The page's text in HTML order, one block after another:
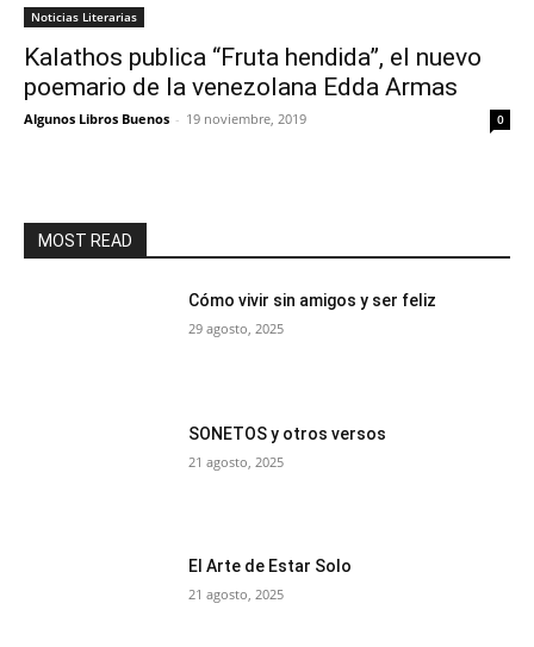
Noticias Literarias
Kalathos publica “Fruta hendida”, el nuevo
poemario de la venezolana Edda Armas
Algunos Libros Buenos - 19 noviembre, 2019 0
MOST READ
Cómo vivir sin amigos y ser feliz
29 agosto, 2025
SONETOS y otros versos
21 agosto, 2025
El Arte de Estar Solo
21 agosto, 2025